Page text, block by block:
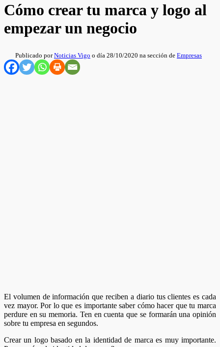
Cómo crear tu marca y logo al
empezar un negocio
Publicado porNoticias Vigo o día 28/10/2020 na sección de Empresas
El volumen de información que reciben a diario tus clientes es cada
vez mayor. Por lo que es importante saber cómo hacer que tu marca
perdure en su memoria. Ten en cuenta que se formarán una opinión
sobre tu empresa en segundos.
Crear un logo basado en la identidad de marca es muy importante.